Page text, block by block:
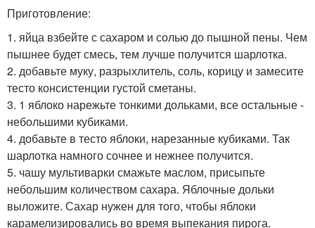
Приготовление:
1. яйца взбейте с сахаром и солью до пышной пены. Чем
пышнее будет смесь, тем лучше получится шарлотка.
2. добавьте муку, разрыхлитель, соль, корицу и замесите
тесто консистенции густой сметаны.
3. 1 яблоко нарежьте тонкими дольками, все остальные -
небольшими кубиками.
4. добавьте в тесто яблоки, нарезанные кубиками. Так
шарлотка намного сочнее и нежнее получится.
5. чашу мультиварки смажьте маслом, присыпьте
небольшим количеством сахара. Яблочные дольки
выложите. Сахар нужен для того, чтобы яблоки
карамелизировались во время выпекания пирога.